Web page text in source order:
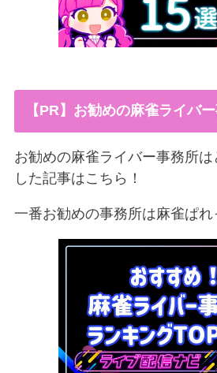
【PR】お勧めの麻雀ライバ
お勧めの麻雀ライバー事務所
した記事はこちら！
一番お勧めの事務所は麻雀ぱれ